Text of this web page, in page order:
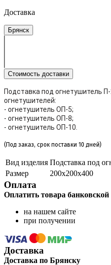
Доставка
Брянск
Стоимость доставки
Подставка под огнетушитель
огнетушителей:
- огнетушитель ОП-5;
- огнетушитель ОП-8;
- огнетушитель ОП-10.
(Под заказ, срок поставки 10 дней)
Вид изделия Подставка под
Размер
200х200х400
Оплата
Оплатить товара
на нашем сайте
при получении
Доставка
Доставка по Брянску